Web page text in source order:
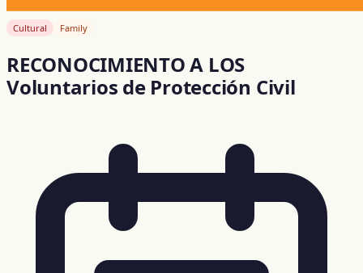
Cultural Family
RECONOCIMIENTO A LOS
Voluntarios de Protección Civil